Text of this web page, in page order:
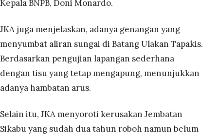
Kepala BNPB, Doni Monardo.
JKA juga menjelaskan, adanya genangan yang
menyumbat aliran sungai di Batang Ulakan Tapakis.
Berdasarkan pengujian lapangan sederhana
dengan tisu yang tetap mengapung, menunjukkan
adanya hambatan arus.
Selain itu, JKA menyoroti kerusakan Jembatan
Sikabu yang sudah dua tahun roboh namun belum